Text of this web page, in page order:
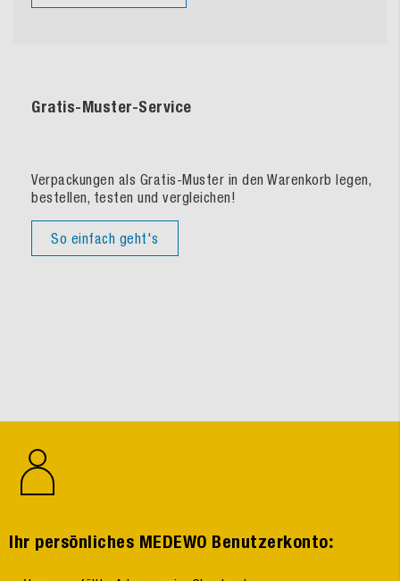
Gratis-Muster-Service
Verpackungen als Gratis-Muster in den Warenkorb legen,
bestellen, testen und vergleichen!
So einfach geht's
Ihr persönliches MEDEWO Benutzerkonto: